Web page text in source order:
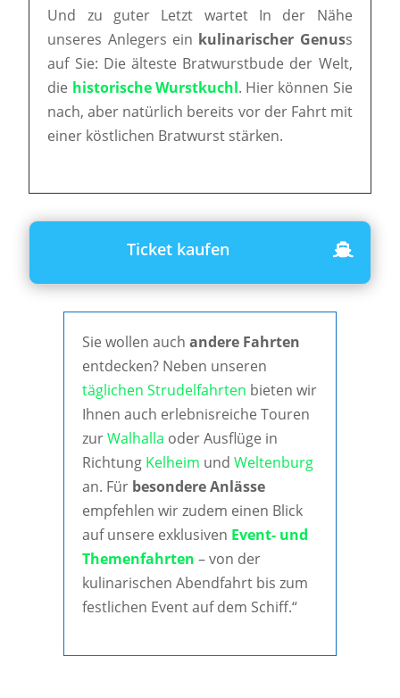
Und zu guter Letzt wartet In der Nähe
unseres Anlegers ein kulinarischer Genuss
auf Sie: Die älteste Bratwurstbude der Welt,
die historische Wurstkuchl. Hier können Sie
nach, aber natürlich bereits vor der Fahrt mit
einer köstlichen Bratwurst stärken.
Ticket kaufen
Sie wollen auch andere Fahrten
entdecken? Neben unseren
täglichen Strudelfahrten bieten wir
Ihnen auch erlebnisreiche Touren
zurWalhalla oder Ausflüge in
Richtung Kelheim und Weltenburg
an. Für besondere Anlässe
empfehlen wir zudem einen Blick
auf unsere exklusiven Event- und
Themenfahrten – von der
kulinarischen Abendfahrt bis zum
festlichen Event auf dem Schiff.“